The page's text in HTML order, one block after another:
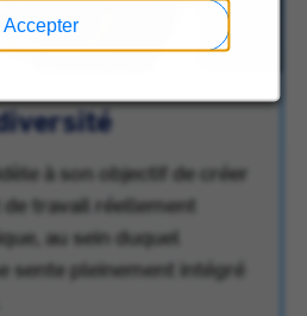
Accepter
à son objectif de créer
travail réellement
au sein duquel
sente pleinement intégré